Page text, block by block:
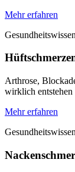
Mehr erfahren
Gesundheitswissen
Arthrose,
wirklich
Mehr erfahren
Gesundheitswissen